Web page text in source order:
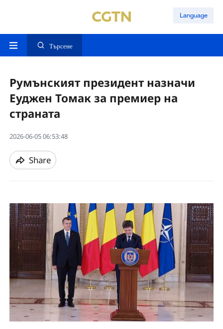
Language
Търсене
Румънският президент назначи
Еуджен Томак за премиер на
страната
2026-06-05 06:53:48
Share